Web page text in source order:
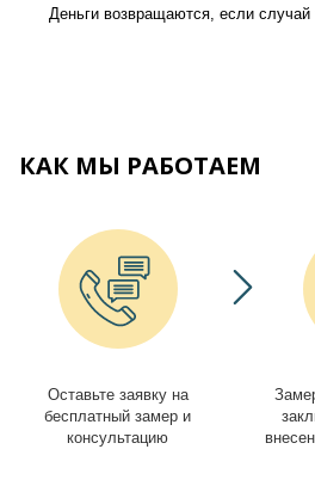
Деньги возвращаются, если случай
КАК МЫ РАБОТАЕМ
Оставьте заявку на
бесплатный замер и
консультацию